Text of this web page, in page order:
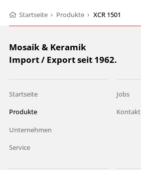
Startseite › Produkte › XCR 1501
Mosaik & Keramik
Import / Export seit 1962.
Startseite
Produkte
Unternehmen
Service
Jobs
Kontakt